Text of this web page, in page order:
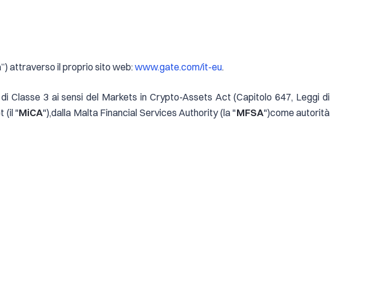
attraverso il proprio sito web:www.gate.com/it-eu.
3 ai sensi del Markets in Crypto-Assets Act (Capitolo 647, Leggi di
(il "MiCA"),dalla Malta Financial Services Authority (la "MFSA")come autorità